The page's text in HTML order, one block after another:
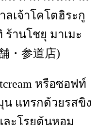
เจ้าโคโตฮิระกู
ร้านโชยุ มาเมะ
・参道店)
หรือซอฟท์
แทรกด้วยรสขิง
ะโรยต้นหอม